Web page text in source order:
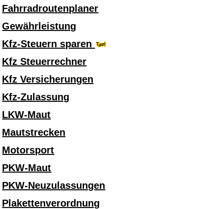
Fahrradroutenplaner
Gewährleistung
Kfz-Steuern sparen
Kfz Steuerrechner
Kfz Versicherungen
Kfz-Zulassung
LKW-Maut
Mautstrecken
Motorsport
PKW-Maut
PKW-Neuzulassungen
Plakettenverordnung